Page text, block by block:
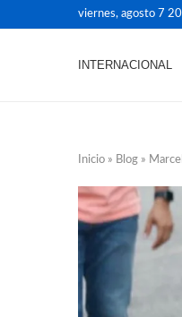
viernes, agosto 7
INTERNACIONAL
Inicio » Blog »